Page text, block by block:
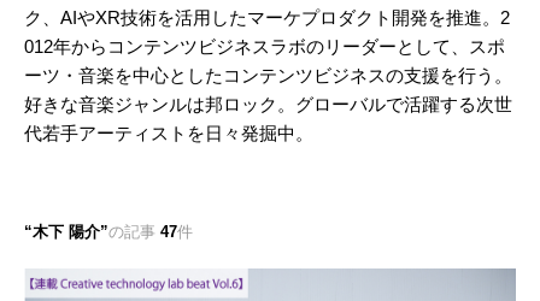
ク、AIやXR技術を活用したマーケプロダクト開発を推進。2
012年からコンテンツビジネスラボのリーダーとして、スポ
ーツ・音楽を中心としたコンテンツビジネスの支援を行う。
好きな音楽ジャンルは邦ロック。グローバルで活躍する次世
代若手アーティストを日々発掘中。
木下 陽介 の記事 47件